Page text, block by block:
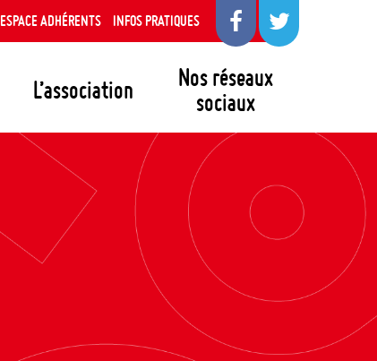
L’association
Nos réseaux
sociaux
ESPACE ADHÉRENTS INFOS PRATIQUES